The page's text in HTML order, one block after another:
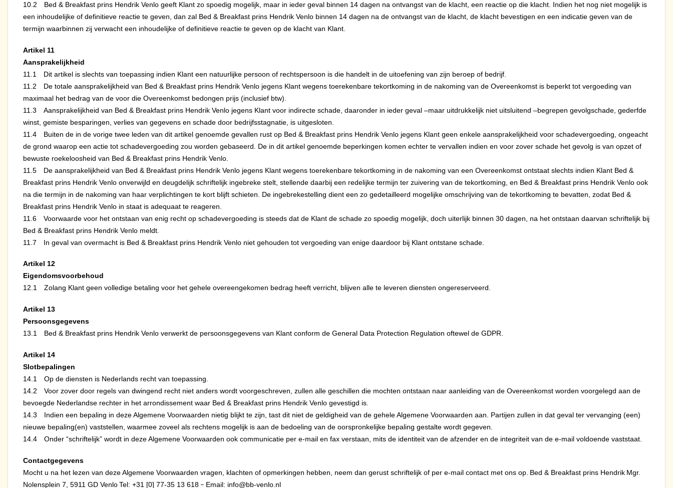
10.2 Bed & Breakfast prins Hendrik Venlo geeft Klant zo spoedig mogelijk, maar in ieder geval binnen 14 dagen na ontvangst van de klacht, een reactie op die klacht. Indien het nog niet mogelijk is
een inhoudelijke of definitieve reactie te geven, dan zal Bed & Breakfast prins Hendrik Venlo binnen 14 dagen na de ontvangst van de klacht, de klacht bevestigen en een indicatie geven van de
termijn waarbinnen zij verwacht een inhoudelijke of definitieve reactie te geven op de klacht van Klant.
Artikel 11
Aansprakelijkheid
11.1 Dit artikel is slechts van toepassing indien Klant een natuurlijke persoon of rechtspersoon is die handelt in de uitoefening van zijn beroep of bedrijf.
11.2 De totale aansprakelijkheid van Bed & Breakfast prins Hendrik Venlo jegens Klant wegens toerekenbare tekortkoming in de nakoming van de Overeenkomst is beperkt tot vergoeding van
maximaal het bedrag van de voor die Overeenkomst bedongen prijs (inclusief btw).
11.3 Aansprakelijkheid van Bed & Breakfast prins Hendrik Venlo jegens Klant voor indirecte schade, daaronder in ieder geval –maar uitdrukkelijk niet uitsluitend –begrepen gevolgschade, gederfde
winst, gemiste besparingen, verlies van gegevens en schade door bedrijfsstagnatie, is uitgesloten.
11.4 Buiten de in de vorige twee leden van dit artikel genoemde gevallen rust op Bed & Breakfast prins Hendrik Venlo jegens Klant geen enkele aansprakelijkheid voor schadevergoeding, ongeacht
de grond waarop een actie tot schadevergoeding zou worden gebaseerd. De in dit artikel genoemde beperkingen komen echter te vervallen indien en voor zover schade het gevolg is van opzet of
bewuste roekeloosheid van Bed & Breakfast prins Hendrik Venlo.
11.5 De aansprakelijkheid van Bed & Breakfast prins Hendrik Venlo jegens Klant wegens toerekenbare tekortkoming in de nakoming van een Overeenkomst ontstaat slechts indien Klant Bed &
Breakfast prins Hendrik Venlo onverwijld en deugdelijk schriftelijk ingebreke stelt, stellende daarbij een redelijke termijn ter zuivering van de tekortkoming, en Bed & Breakfast prins Hendrik Venlo ook
na die termijn in de nakoming van haar verplichtingen te kort blijft schieten. De ingebrekestelling dient een zo gedetailleerd mogelijke omschrijving van de tekortkoming te bevatten, zodat Bed &
Breakfast prins Hendrik Venlo in staat is adequaat te reageren.
11.6 Voorwaarde voor het ontstaan van enig recht op schadevergoeding is steeds dat de Klant de schade zo spoedig mogelijk, doch uiterlijk binnen 30 dagen, na het ontstaan daarvan schriftelijk bij
Bed & Breakfast prins Hendrik Venlo meldt.
11.7 In geval van overmacht is Bed & Breakfast prins Hendrik Venlo niet gehouden tot vergoeding van enige daardoor bij Klant ontstane schade.
Artikel 12
Eigendomsvoorbehoud
12.1 Zolang Klant geen volledige betaling voor het gehele overeengekomen bedrag heeft verricht, blijven alle te leveren diensten ongereserveerd.
Artikel 13
Persoonsgegevens
13.1 Bed & Breakfast prins Hendrik Venlo verwerkt de persoonsgegevens van Klant conform de General Data Protection Regulation oftewel de GDPR.
Artikel 14
Slotbepalingen
14.1 Op de diensten is Nederlands recht van toepassing.
14.2 Voor zover door regels van dwingend recht niet anders wordt voorgeschreven, zullen alle geschillen die mochten ontstaan naar aanleiding van de Overeenkomst worden voorgelegd aan de
bevoegde Nederlandse rechter in het arrondissement waar Bed & Breakfast prins Hendrik Venlo gevestigd is.
14.3 Indien een bepaling in deze Algemene Voorwaarden nietig blijkt te zijn, tast dit niet de geldigheid van de gehele Algemene Voorwaarden aan. Partijen zullen in dat geval ter vervanging (een)
nieuwe bepaling(en) vaststellen, waarmee zoveel als rechtens mogelijk is aan de bedoeling van de oorspronkelijke bepaling gestalte wordt gegeven.
14.4 Onder “schriftelijk” wordt in deze Algemene Voorwaarden ook communicatie per e-mail en fax verstaan, mits de identiteit van de afzender en de integriteit van de e-mail voldoende vaststaat.
Contactgegevens
Mocht u na het lezen van deze Algemene Voorwaarden vragen, klachten of opmerkingen hebben, neem dan gerust schriftelijk of per e-mail contact met ons op. Bed & Breakfast prins Hendrik Mgr.
Nolensplein 7, 5911 GD VenloTel: +31 [0] 77-35 13 618 – Email: info@bb-venlo.nl